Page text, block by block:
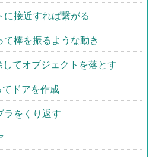
に接近すれば繋がる
て棒を振るような動き
てオブジェクトを落とす
ドアを作成
ラをくり返す